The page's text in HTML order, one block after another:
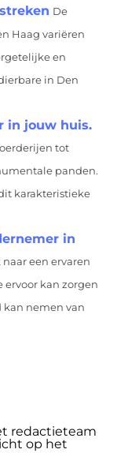
De
Haag variëren
en
in Den
in jouw huis.
tot
panden.
karakteristieke
in
een ervaren
kan zorgen
kan nemen van
redactieteam
op het